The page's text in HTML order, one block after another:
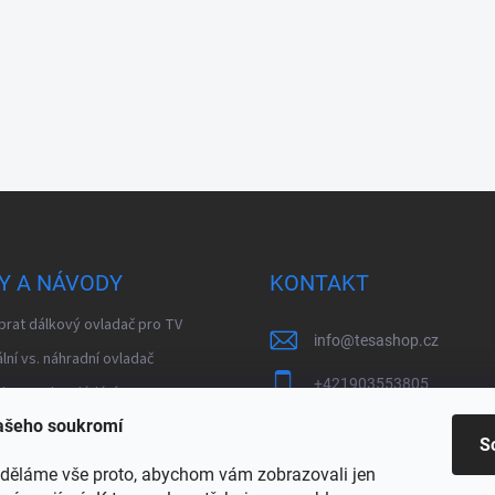
soukromí
vše proto, abychom vám zobrazovali jen
A NÁVODY
dálkový ovladač pro TV
vs. náhradní ovladač
ovládání
DVB-T zesilovač
KONTAKT
info@tesashop.cz
+421903553805